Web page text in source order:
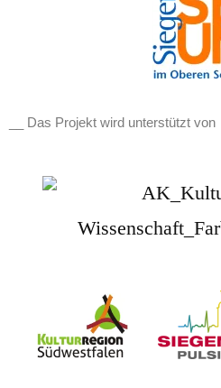
__ Das Projekt wird unterstützt von